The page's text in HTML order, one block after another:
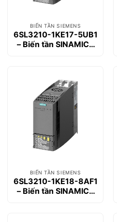
BIẾN TẦN SIEMENS
6SL3210-1KE17-5UB1
– Biến tần SINAMICS
BIẾN TẦN SIEMENS
6SL3210-1KE18-8AF1
– Biến tần SINAMICS